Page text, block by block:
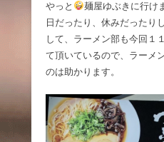
やっと
麺屋ゆぶきに行け
日だったり、休みだったり
して、ラーメン部も今回１
て頂いているので、ラーメ
のは助かります。